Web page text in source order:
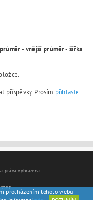
- vnější průměr - šířka
příspěvky. Prosím přihlaste
práva vyhrazena
procházením tohoto webu